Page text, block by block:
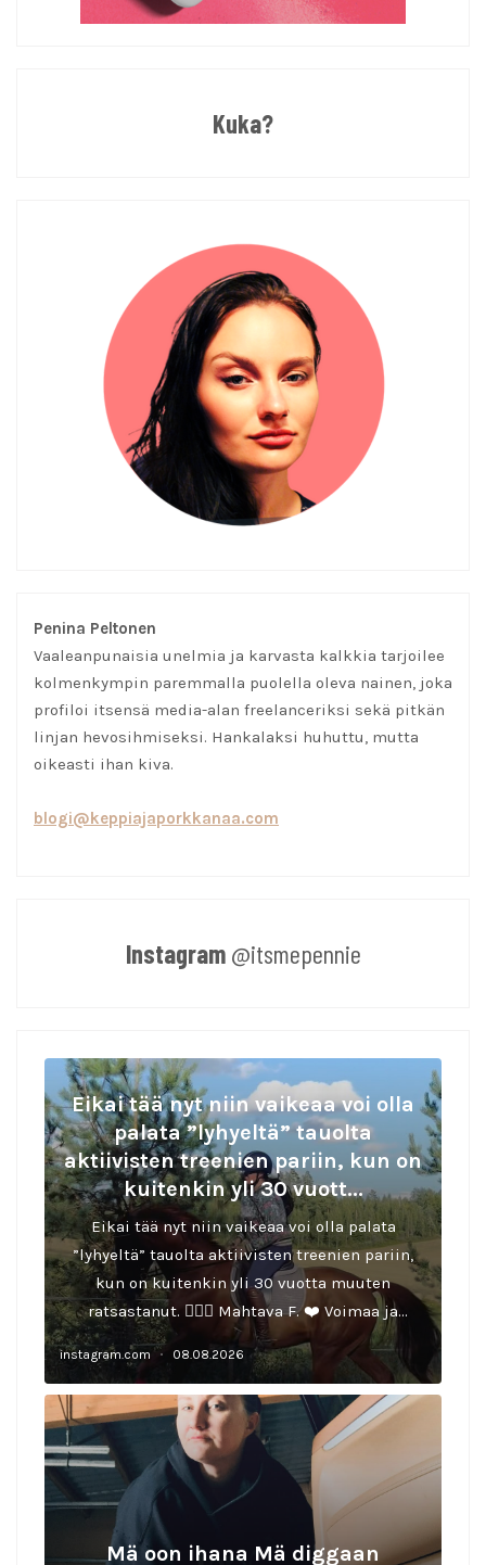
Kuka?
Penina Peltonen
Vaaleanpunaisia unelmia ja karvasta kalkkia tarjoilee
kolmenkympin paremmalla puolella oleva nainen, joka
profiloi itsensä media-alan freelanceriksi sekä pitkän
linjan hevosihmiseksi. Hankalaksi huhuttu, mutta
oikeasti ihan kiva.
blogi@keppiajaporkkanaa.com
Instagram@itsmepennie